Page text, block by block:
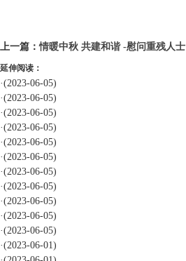
上一篇：情暖中秋 共建和谐 -慰问重残人士
延伸阅读：
·(2023-06-05)
·(2023-06-05)
·(2023-06-05)
·(2023-06-05)
·(2023-06-05)
·(2023-06-05)
·(2023-06-05)
·(2023-06-05)
·(2023-06-05)
·(2023-06-05)
·(2023-06-05)
·(2023-06-01)